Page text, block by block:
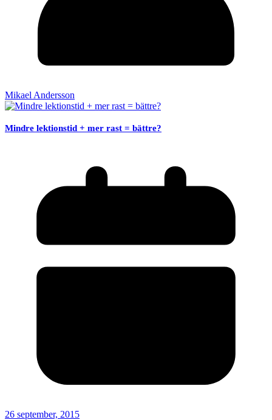
Mikael Andersson
Mindre lektionstid + mer rast = bättre?
26 september, 2015